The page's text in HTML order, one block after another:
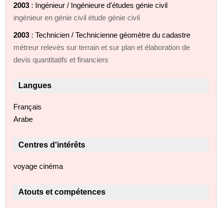
2003 : Ingénieur / Ingénieure d'études génie civil
ingénieur en génie civil étude génie civil
2003 : Technicien / Technicienne géomètre du cadastre
métreur relevés sur terrain et sur plan et élaboration de
devis quantitatifs et financiers
Langues
Français
Arabe
Centres d'intérêts
voyage cinéma
Atouts et compétences